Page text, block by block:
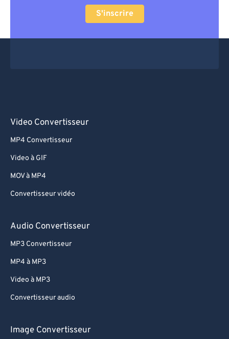
S'inscrire
Video Convertisseur
MP4 Convertisseur
Video à GIF
MOV à MP4
Convertisseur vidéo
Audio Convertisseur
MP3 Convertisseur
MP4 à MP3
Video à MP3
Convertisseur audio
Image Convertisseur